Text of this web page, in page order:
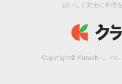
おいしく安全に料理
Copyright© Kurashiru, Inc.